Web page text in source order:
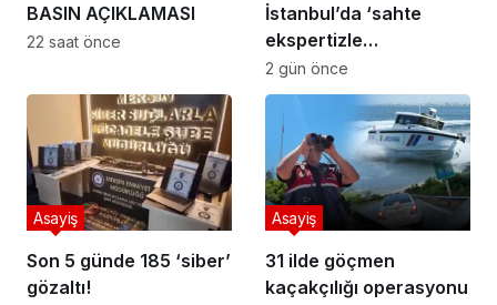
BASIN AÇIKLAMASI
22 saat önce
İstanbul’da ‘sahte
ekspertizle
vatandaşlık’
operasyonu
2 gün önce
Son 5 günde 185 ‘siber’
gözaltı!
Asayiş
31 ilde göçmen
kaçakçılığı operasyonu
Asayiş